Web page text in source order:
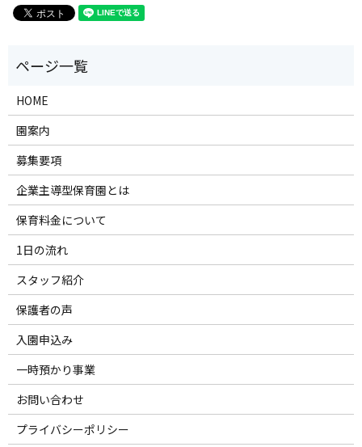
HOME
園案内
募集要項
企業主導型保育園とは
保育料金について
1日の流れ
スタッフ紹介
保護者の声
入園申込み
一時預かり事業
お問い合わせ
プライバシーポリシー